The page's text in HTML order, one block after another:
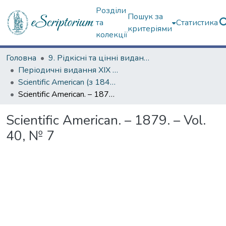
Розділи
та
колекції
Пошук за
критеріями
Статистика
Головна
9. Рідкісні та цінні видання
Періодичні видання ХІХ ст.
Scientific American (з 1845 р.)
Scientific American. – 1879. – Vol. 40, № 7
Scientific American. – 1879. – Vol.
40, № 7